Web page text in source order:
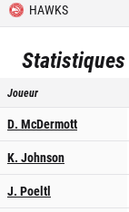
HAWKS
Statistiques
Joueur
D. McDermott
K. Johnson
J. Poeltl